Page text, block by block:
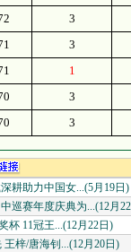
3
3
1
3
3
耕助力中国女...(5月19日)
巡赛年度庆典为...(12月
杯 11冠王...(12月22日)
梓/唐海钊...(12月20日)